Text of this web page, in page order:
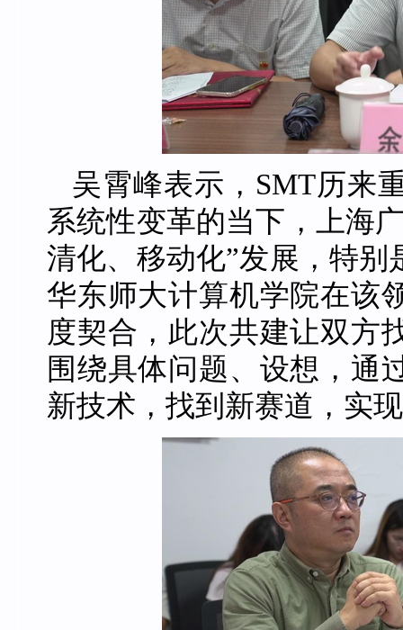
吴霄峰表示，SMT历来
系统性变革的当下，上海
清化、移动化”发展，特
华东师大计算机学院在该
度契合，此次共建让双方
围绕具体问题、设想，通
新技术，找到新赛道，实